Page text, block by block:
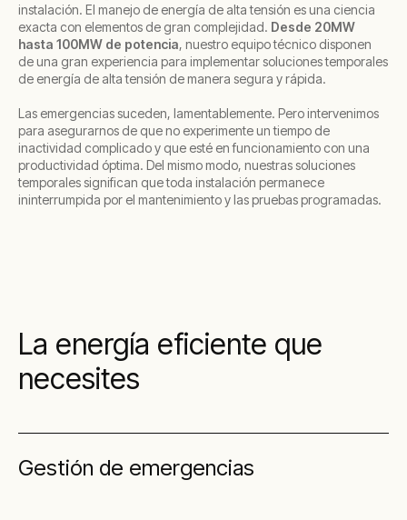
instalación. El manejo de energía de alta tensión es una ciencia
exacta con elementos de gran complejidad. Desde 20MW
hasta 100MW de potencia, nuestro equipo técnico disponen
de una gran experiencia para implementar soluciones temporales
de energía de alta tensión de manera segura y rápida.
Las emergencias suceden, lamentablemente. Pero intervenimos
para asegurarnos de que no experimente un tiempo de
inactividad complicado y que esté en funcionamiento con una
productividad óptima. Del mismo modo, nuestras soluciones
temporales significan que toda instalación permanece
ininterrumpida por el mantenimiento y las pruebas programadas.
La energía eficiente que
necesites
Gestión de emergencias